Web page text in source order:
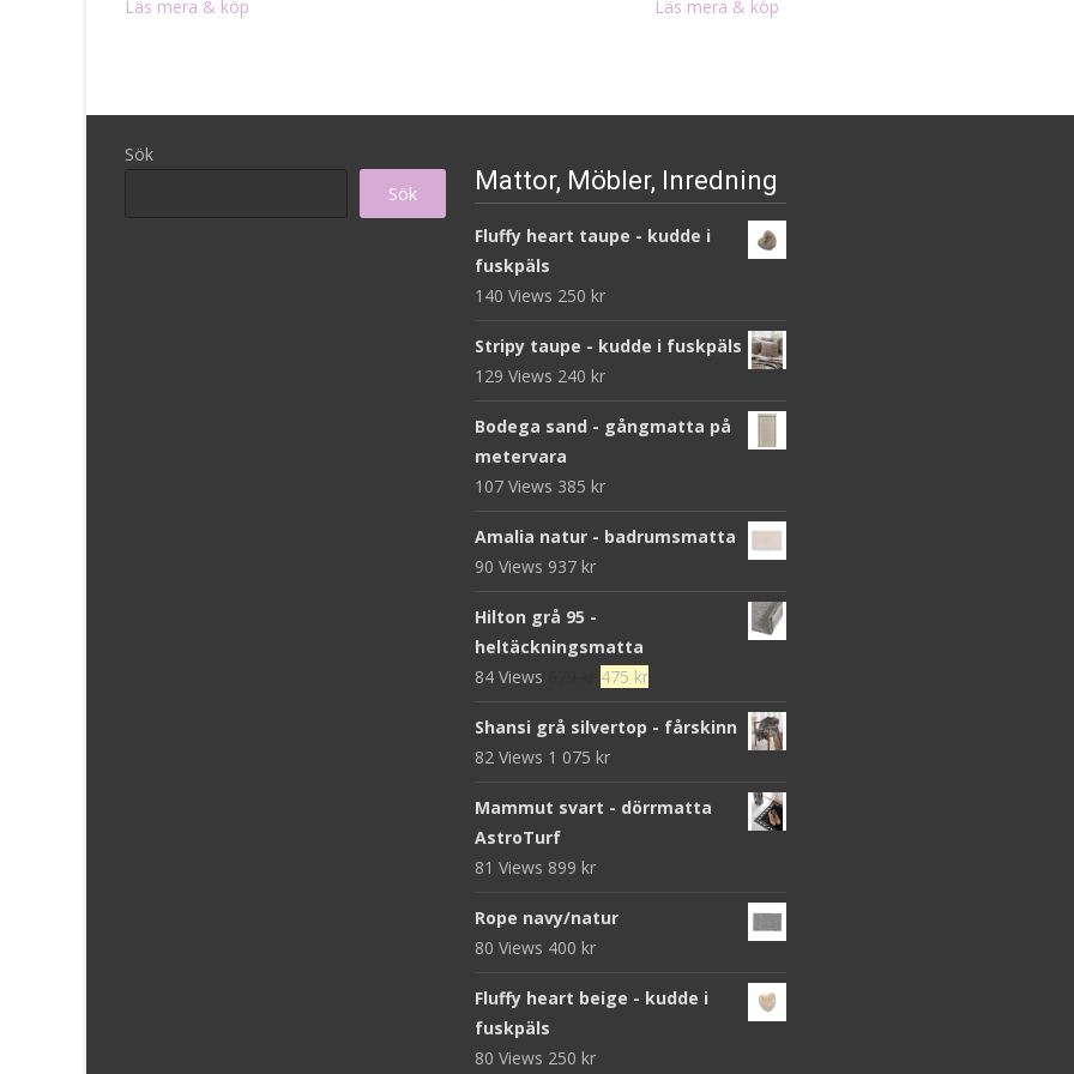
Läs mera & köp Läs mera & köp
Sök
Sök
Mattor, Möbler, Inredning
Fluffy heart taupe - kudde i
fuskpäls
140 Views 250 kr
Stripy taupe - kudde i fuskpäls
129 Views 240 kr
Bodega sand - gångmatta på
metervara
107 Views 385 kr
Amalia natur - badrumsmatta
90 Views 937 kr
Hilton grå 95 -
heltäckningsmatta
84 Views
Det
priset
var:
475 krDet
priset
Shansi grå silvertop - fårskinn
82 Views 1 075 kr
Mammut svart - dörrmatta
AstroTurf
81 Views 899 kr
Rope navy/natur
80 Views 400 kr
Fluffy heart beige - kudde i
fuskpäls
80 Views 250 kr